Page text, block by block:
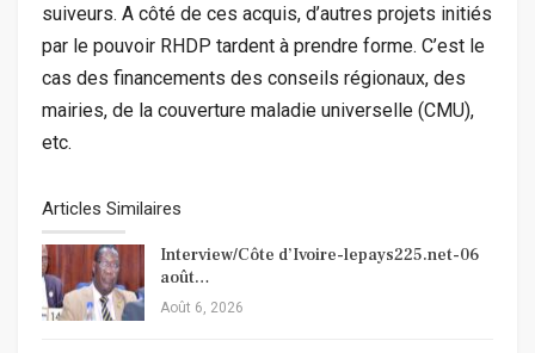
suiveurs. A côté de ces acquis, d’autres projets initiés
par le pouvoir RHDP tardent à prendre forme. C’est le
cas des financements des conseils régionaux, des
mairies, de la couverture maladie universelle (CMU),
etc.
Articles Similaires
Interview/Côte d’Ivoire-lepays225.net-06
août…
Août 6, 2026